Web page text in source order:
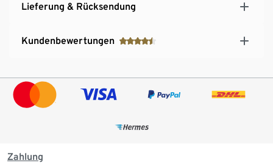
Lieferung & Rücksendung
Kundenbewertungen
Zahlung